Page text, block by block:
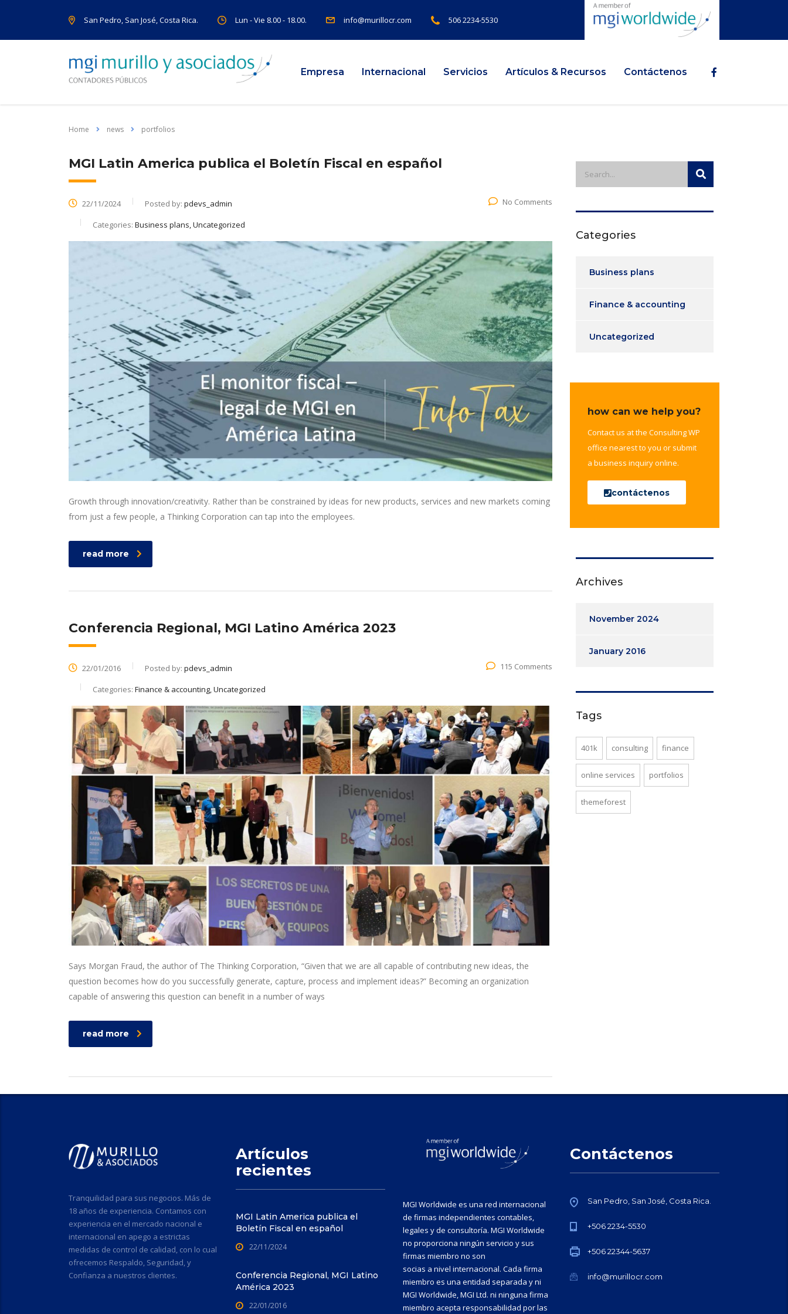
San Pedro, San José, Costa Rica. Lun - Vie 8.00 - 18.00. info@murillocr.com 506 2234-5530
Empresa Internacional Servicios Artículos & Recursos Contáctenos
Home news portfolios
MGI Latin America publica el Boletín Fiscal en español
22/11/2024 Posted by: pdevs_admin
Categories: Business plans, Uncategorized
No Comments
Growth through innovation/creativity. Rather than be constrained by ideas for new products, services and new markets coming
from just a few people, a Thinking Corporation can tap into the employees.
read more
Conferencia Regional, MGI Latino América 2023
22/01/2016 Posted by: pdevs_admin
Categories: Finance & accounting, Uncategorized
115 Comments
Says Morgan Fraud, the author of The Thinking Corporation, “Given that we are all capable of contributing new ideas, the
question becomes how do you successfully generate, capture, process and implement ideas?” Becoming an organization
capable of answering this question can benefit in a number of ways
read more
Categories
Business plans
Finance & accounting
Uncategorized
how can we help you?
Contact us at the Consulting WP
office nearest to you or submit
a business inquiry online.
contáctenos
Archives
November 2024
January 2016
Tags
401k consulting finance
online services portfolios
themeforest
Tranquilidad para sus negocios. Más de
18 años de experiencia. Contamos con
experiencia en el mercado nacional e
internacional en apego a estrictas
medidas de control de calidad, con lo cual
ofrecemos Respaldo, Seguridad, y
Confianza a nuestros clientes.
Artículos
recientes
MGI Latin America publica el
Boletín Fiscal en español
22/11/2024
Conferencia Regional, MGI Latino
América 2023
22/01/2016
MGI Worldwide es una red internacional
de firmas independientes contables,
legales y de consultoría. MGI Worldwide
no proporciona ningún servicio y sus
firmas miembro no son
socias a nivel internacional. Cada firma
miembro es una entidad separada y ni
MGI Worldwide, MGI Ltd. ni ninguna firma
miembro acepta responsabilidad por las
Contáctenos
San Pedro, San José, Costa Rica.
+506 2234-5530
+506 22344-5637
info@murillocr.com